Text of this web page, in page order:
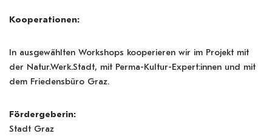
Kooperationen:
In ausgewählten Workshops kooperieren wir im Projekt mit
der Natur.Werk.Stadt, mit Perma-Kultur-Expert:innen und mit
dem Friedensbüro Graz.
Fördergeberin:
Stadt Graz